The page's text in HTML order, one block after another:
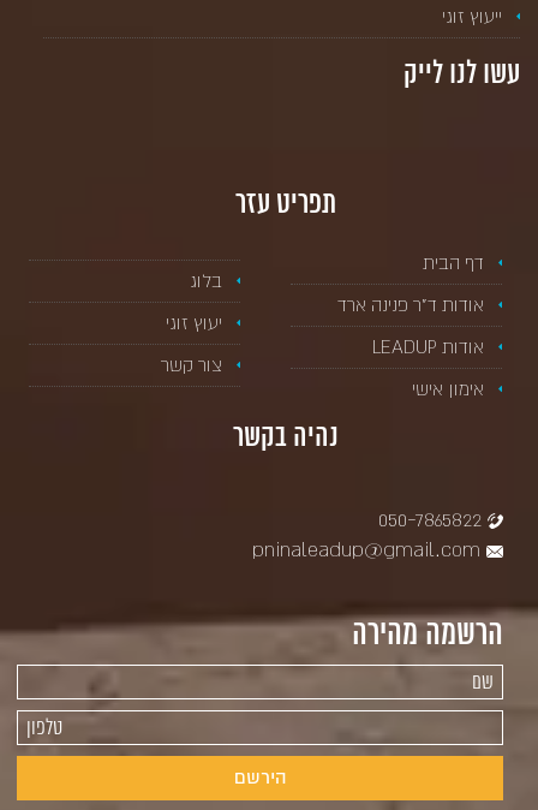
ייעוץ זוגי
עשו לנו לייק
תפריט עזר
דף הבית
אודות ד”ר פנינה ארד
אודות LEADUP
אימון אישי
בלוג
יעוץ זוגי
צור קשר
נהיה בקשר
050-7865822
הרשמה מהירה